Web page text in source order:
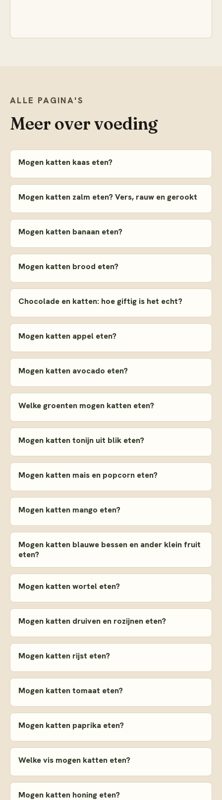
ALLE PAGINA'S
Meer overvoeding
Mogen katten kaas eten?
Mogen katten zalm eten? Vers, rauw en gerookt
Mogen katten banaan eten?
Mogen katten brood eten?
Chocolade en katten: hoe giftig is het echt?
Mogen katten appel eten?
Mogen katten avocado eten?
Welke groenten mogen katten eten?
Mogen katten tonijn uit blik eten?
Mogen katten mais en popcorn eten?
Mogen katten mango eten?
Mogen katten blauwe bessen en ander klein fruit
eten?
Mogen katten wortel eten?
Mogen katten druiven en rozijnen eten?
Mogen katten rijst eten?
Mogen katten tomaat eten?
Mogen katten paprika eten?
Welke vis mogen katten eten?
Mogen katten honing eten?